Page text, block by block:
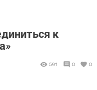
к
591 0 0